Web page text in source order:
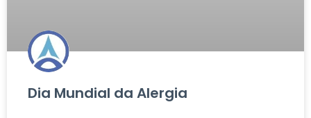
Dia Mundial da Alergia